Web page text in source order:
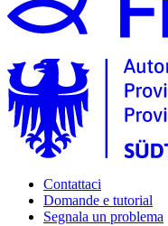
Contattaci
Domande e tutorial
Segnala un problema